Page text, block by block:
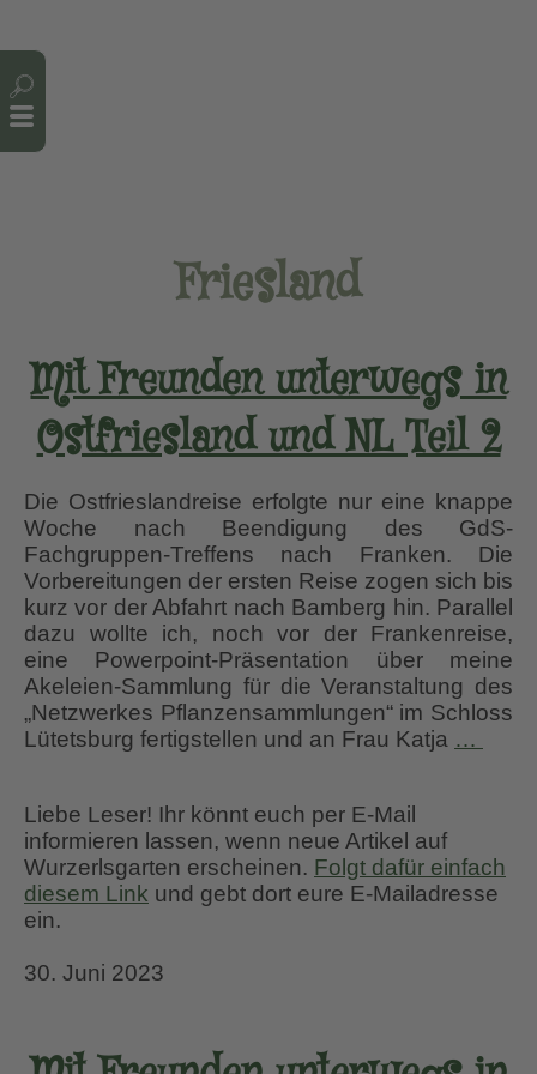
Friesland
Mit Freunden unterwegs in
Ostfriesland und NL Teil 2
Die Ostfrieslandreise erfolgte nur eine knappe
Woche nach Beendigung des GdS-
Fachgruppen-Treffens nach Franken. Die
Vorbereitungen der ersten Reise zogen sich bis
kurz vor der Abfahrt nach Bamberg hin. Parallel
dazu wollte ich, noch vor der Frankenreise,
eine Powerpoint-Präsentation über meine
Akeleien-Sammlung für die Veranstaltung des
„Netzwerkes Pflanzensammlungen“ im Schloss
Lütetsburg fertigstellen und an Frau Katja …
und
NL
Liebe Leser! Ihr könnt euch per E-Mail
informieren lassen, wenn neue Artikel auf
Wurzerlsgarten erscheinen. Folgt dafür einfach
diesem Link und gebt dort eure E-Mailadresse
ein.
30. Juni 2023